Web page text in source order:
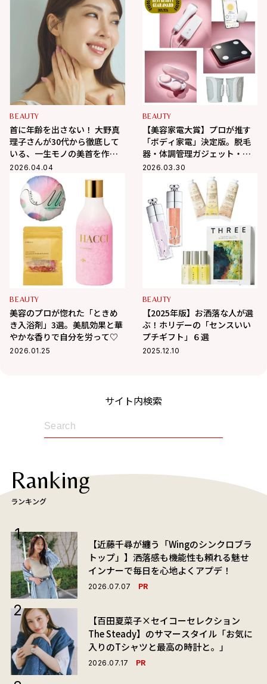
BEAUTY
首に年齢を出さない！ 大野真
理子さんが30代から徹底して
いる、一生モノの美首を作る
習慣
2026.04.04
BEAUTY
【美容家電大賞】プロが推す
「ボディ家電」決定版。脱毛
器・体調管理ガジェット・シ
ェイプアップ…etcの各1位を
2026.03.30
BEAUTY
美容のプロが惚れた「ときめ
き入浴剤」3選。美肌効果と華
やかな香りで自分を労って♡
2026.01.25
BEAUTY
【2025年版】お洒落な人が選
ぶ！ホリデーの「センスいい
プチギフト」６選
2025.12.10
サイト内検索
Ranking
ランキング
【近藤千尋が纏う「Wingのシンクロブラ
トップ」】洒落感も機能性も頼れる魅せ
インナーで毎日を心地よくアプデ！
2026.07.07 PR
【百田夏菜子×セイコーセレクション
The Steady】のサマースタイル「お気に
入りのTシャツと最高の時計と。」
2026.07.17 PR